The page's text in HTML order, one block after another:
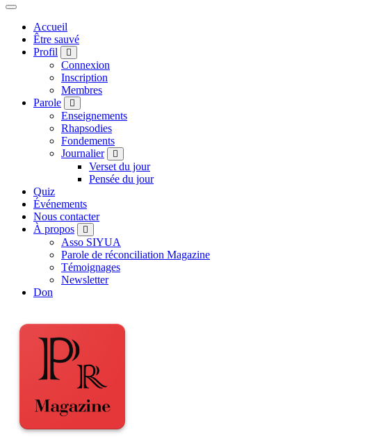
Accueil
Être sauvé
Profil
Connexion
Inscription
Membres
Parole
Enseignements
Rhapsodies
Fondements
Journalier
Verset du jour
Pensée du jour
Quiz
Événements
Nous contacter
À propos
Asso SIYUA
Parole de réconciliation Magazine
Témoignages
Newsletter
Don